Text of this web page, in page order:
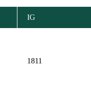
IG
1811